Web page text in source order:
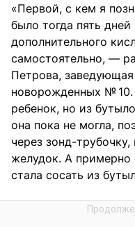
«Первой, с кем я
было тогда пять
дополнительного
самостоятельно, —
Петрова,
новорожденных №
ребенок, но из
она пока не могла,
через зонд-
желудок. А
стала сосать из